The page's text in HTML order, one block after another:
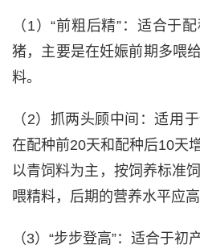
（1）“前粗后精”：适合于
猪，主要是在妊娠前期多喂
料。
（2）抓两头顾中间：适用
在配种前20天和配种后10天
以青饲料为主，按饲养标准
喂精料，后期的营养水平应高
（3）“步步登高”：适合于